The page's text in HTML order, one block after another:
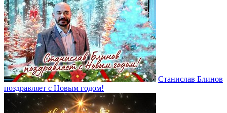
Станислав Блинов
поздравляет с Новым годом!